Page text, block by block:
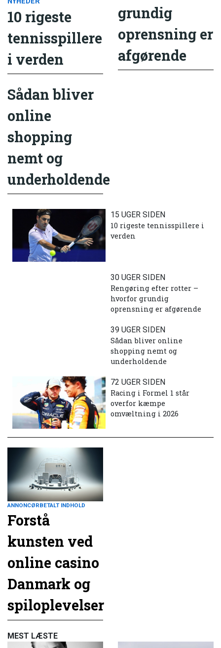
10 rigeste
tennisspillere
i verden
grundig
oprensning er
afgørende
Sådan bliver
online
shopping
nemt og
underholdende
15 UGER SIDEN
10 rigeste tennisspillere i
verden
30 UGER SIDEN
Rengøring efter rotter –
hvorfor grundig
oprensning er afgørende
39 UGER SIDEN
Sådan bliver online
shopping nemt og
underholdende
72 UGER SIDEN
Racing i Formel 1 står
overfor kæmpe
omvæltning i 2026
ANNONCØRBETALT INDHOLD
Forstå
kunsten ved
online casino
Danmark og
spiloplevelser
MEST LÆSTE